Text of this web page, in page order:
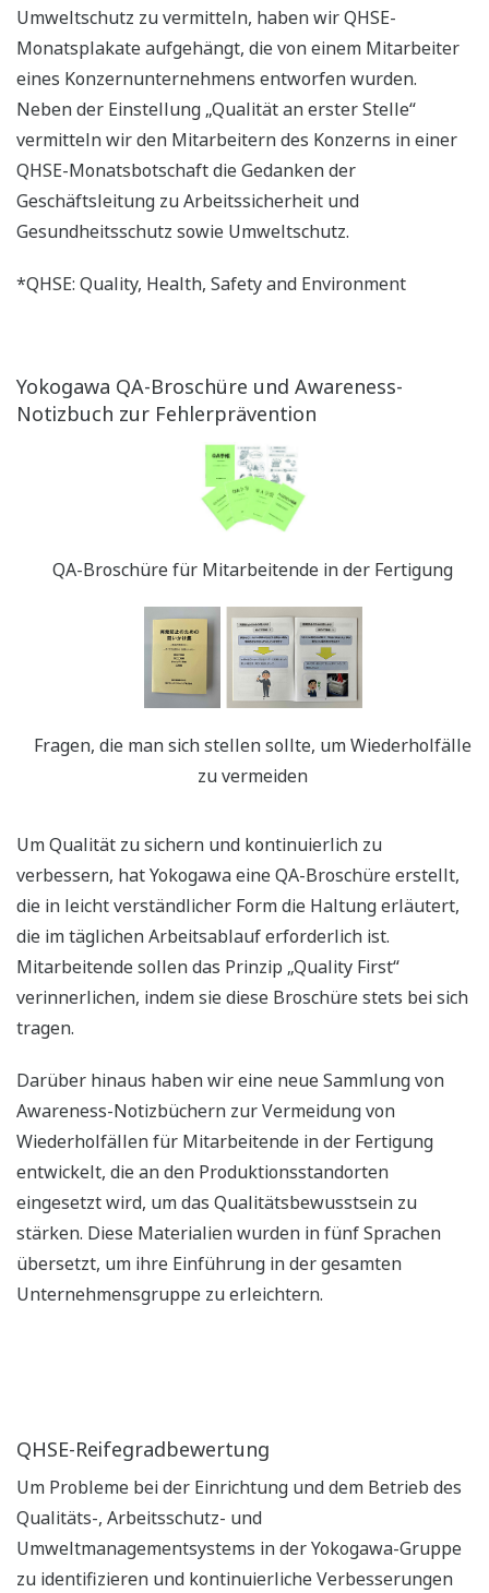
Umweltschutz zu vermitteln, haben wir QHSE-
Monatsplakate aufgehängt, die von einem Mitarbeiter
eines Konzernunternehmens entworfen wurden.
Neben der Einstellung „Qualität an erster Stelle“
vermitteln wir den Mitarbeitern des Konzerns in einer
QHSE-Monatsbotschaft die Gedanken der
Geschäftsleitung zu Arbeitssicherheit und
Gesundheitsschutz sowie Umweltschutz.
*QHSE: Quality, Health, Safety and Environment
Yokogawa QA-Broschüre und Awareness-
Notizbuch zur Fehlerprävention
QA-Broschüre für Mitarbeitende in der Fertigung
Fragen, die man sich stellen sollte, um Wiederholfälle
zu vermeiden
Um Qualität zu sichern und kontinuierlich zu
verbessern, hat Yokogawa eine QA-Broschüre erstellt,
die in leicht verständlicher Form die Haltung erläutert,
die im täglichen Arbeitsablauf erforderlich ist.
Mitarbeitende sollen das Prinzip „Quality First“
verinnerlichen, indem sie diese Broschüre stets bei sich
tragen.
Darüber hinaus haben wir eine neue Sammlung von
Awareness-Notizbüchern zur Vermeidung von
Wiederholfällen für Mitarbeitende in der Fertigung
entwickelt, die an den Produktionsstandorten
eingesetzt wird, um das Qualitätsbewusstsein zu
stärken. Diese Materialien wurden in fünf Sprachen
übersetzt, um ihre Einführung in der gesamten
Unternehmensgruppe zu erleichtern.
QHSE-Reifegradbewertung
Um Probleme bei der Einrichtung und dem Betrieb des
Qualitäts-, Arbeitsschutz- und
Umweltmanagementsystems in der Yokogawa-Gruppe
zu identifizieren und kontinuierliche Verbesserungen